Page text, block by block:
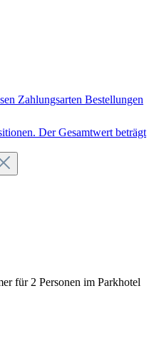
Zahlungsarten Bestellungen
Der Gesamtwert beträgt